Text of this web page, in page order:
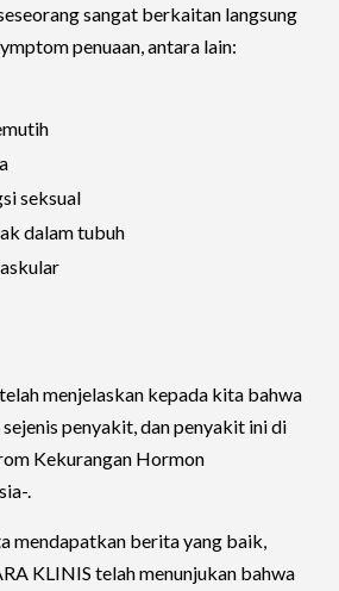
sangat berkaitan langsung
penuaan, antara lain:
seksual
dalam tubuh
menjelaskan kepada kita bahwa
penyakit, dan penyakit ini di
Kekurangan Hormon
.
mendapatkan berita yang baik,
KLINIS telah menunjukan bahwa